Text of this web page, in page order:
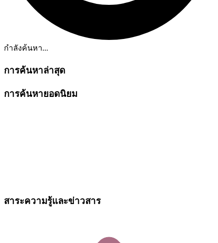
กำลังค้นหา...
การค้นหาล่าสุด
การค้นหายอดนิยม
สาระความรู้และข่าวสาร